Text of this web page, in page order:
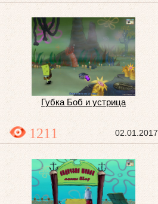
Губка Боб и устрица
02.01.2017
1211